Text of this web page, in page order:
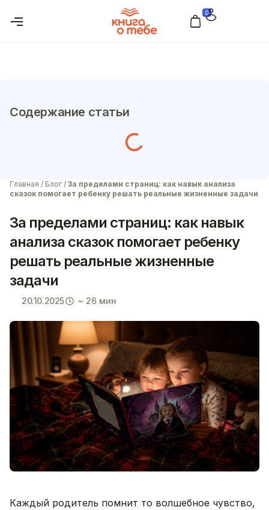
0
Главная / Блог / За пределами страниц: как навык анализа
сказок помогает ребенку решать реальные жизненные задачи
За пределами страниц: как навык
анализа сказок помогает ребенку
решать реальные жизненные
задачи
20.10.2025 ~ 26 мин
Каждый родитель помнит то волшебное чувство,
Содержание статьи